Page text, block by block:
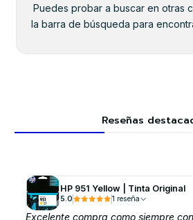
Puedes probar a buscar en otras
la barra de búsqueda para
Reseñas
HP 951 Yellow | Tinta Original
5.0 1 reseña
Excelente compra como siempre